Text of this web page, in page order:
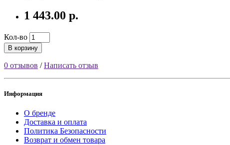
1 443.00 р.
Кол-во
В корзину
0 отзывов /Написать отзыв
Информация
О бренде
Доставка и оплата
Политика Безопасности
Возврат и обмен товара